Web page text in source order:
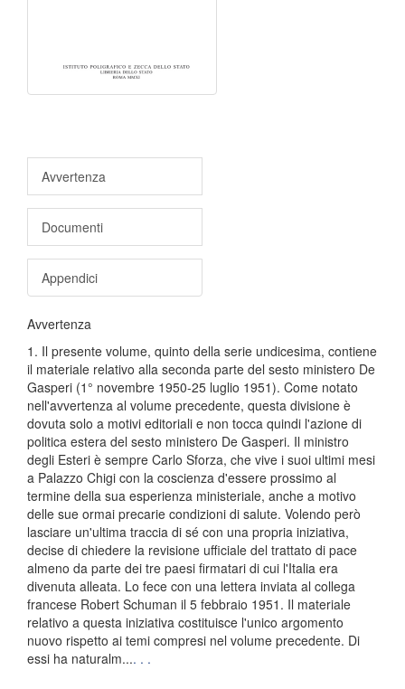
Avvertenza
Documenti
Appendici
Avvertenza
1. Il presente volume, quinto della serie undicesima, contiene
il materiale relativo alla seconda parte del sesto ministero De
Gasperi (1° novembre 1950-25 luglio 1951). Come notato
nell'avvertenza al volume precedente, questa divisione è
dovuta solo a motivi editoriali e non tocca quindi l'azione di
politica estera del sesto ministero De Gasperi. Il ministro
degli Esteri è sempre Carlo Sforza, che vive i suoi ultimi mesi
a Palazzo Chigi con la coscienza d'essere prossimo al
termine della sua esperienza ministeriale, anche a motivo
delle sue ormai precarie condizioni di salute. Volendo però
lasciare un'ultima traccia di sé con una propria iniziativa,
decise di chiedere la revisione ufficiale del trattato di pace
almeno da parte dei tre paesi firmatari di cui l'Italia era
divenuta alleata. Lo fece con una lettera inviata al collega
francese Robert Schuman il 5 febbraio 1951. Il materiale
relativo a questa iniziativa costituisce l'unico argomento
nuovo rispetto ai temi compresi nel volume precedente. Di
essi ha naturalm.... . .